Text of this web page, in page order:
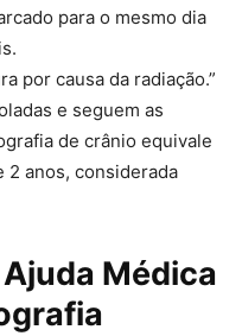
para o mesmo dia
por causa da radiação.”
e seguem as
de crânio equivale
2 anos, considerada
Médica